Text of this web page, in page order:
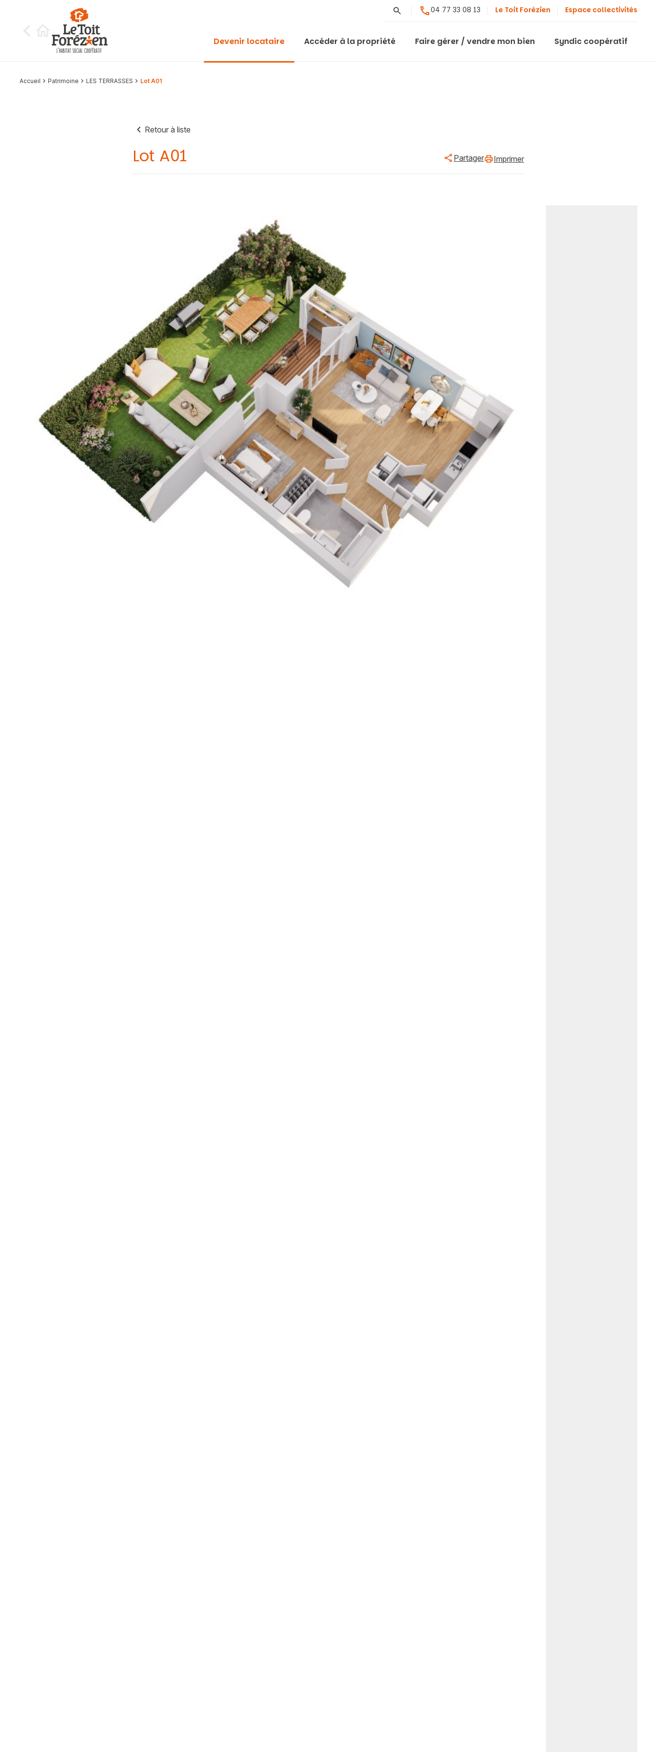
Rechercher04 77 33 08 13 Le Toit Forézien Espace collectivités
Devenir locataire Accéder à la propriété Faire gérer / vendre mon bien Syndic coopératif
Accueil Patrimoine LES TERRASSES Lot A01
Retour à liste
Lot A01 Partager Imprimer